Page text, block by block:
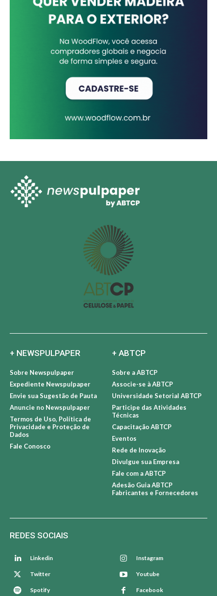
+ NEWSPULPAPER
Sobre Newspulpaper
Expediente Newspulpaper
Envie sua Sugestão de Pauta
Anuncie no Newspulpaper
Termos de Uso, Política de
Privacidade e Proteção de
Dados
Fale Conosco
+ ABTCP
Sobre a ABTCP
Associe-se à ABTCP
Universidade Setorial ABTCP
Participe das Atividades
Técnicas
Capacitação ABTCP
Eventos
Rede de Inovação
Divulgue sua Empresa
Fale com a ABTCP
Adesão Guia ABTCP
Fabricantes e Fornecedores
REDES SOCIAIS
Linkedin Instagram
Twitter Youtube
Spotify Facebook